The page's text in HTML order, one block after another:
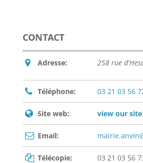
CONTACT
Adresse: 258 rue
Téléphone: 03 21 03 56
Site web: view our site
Email:
Télécopie: 03 21 03 56